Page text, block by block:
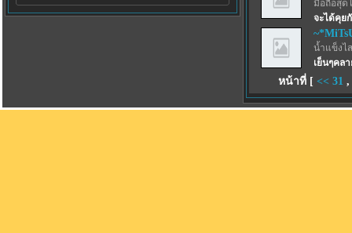
มือถือสุด
จะได้คุย
น้ำแข็งไ
เย็นๆคล
หน้าที่ [ << 31 ,